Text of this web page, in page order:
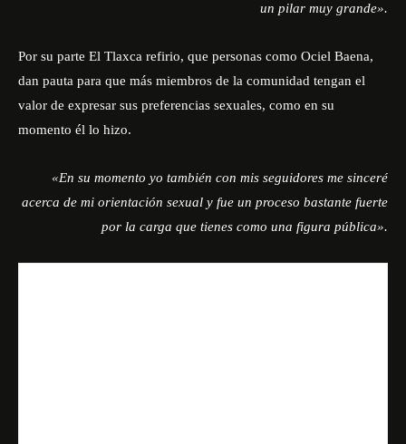
un pilar muy grande».
Por su parte El Tlaxca refirio, que personas como Ociel Baena,
dan pauta para que más miembros de la comunidad tengan el
valor de expresar sus preferencias sexuales, como en su
momento él lo hizo.
«En su momento yo también con mis seguidores me sinceré
acerca de mi orientación sexual y fue un proceso bastante fuerte
por la carga que tienes como una figura pública».